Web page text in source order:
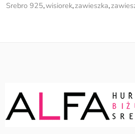
Srebro 925,wisiorek,zawieszka,